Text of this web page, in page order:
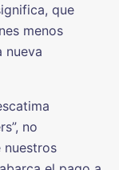
que
menos
nueva
no
nuestros